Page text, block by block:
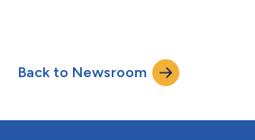
corso di una cerimonia tenutasi durante
Sustainability Week (ADSW) e alla
Back to Newsroom